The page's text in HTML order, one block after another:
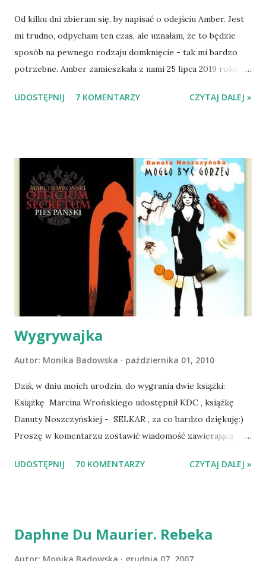
Od kilku dni zbieram się, by napisać o odejściu Amber. Jest
mi trudno, odpycham ten czas, ale uznałam, że to będzie
sposób na pewnego rodzaju domknięcie - tak mi bardzo
potrzebne. Amber zamieszkała z nami 25 lipca 2019 roku.
Mazowieckim, pojechaliśmy na wizytę zapoznawczą, a kilka
wspólnego życia przeczytacie TUTAJ i TUTAJ . Gdy już
nieco okrzepliśmy w codzienności z psem, a Amber - z
ludźmi i kotami, pojawił się pomysł na wspólny jesienny
wyjazd w Beskid Niski. Zanim to jednak się stało psica miała
atak padaczki, co spowodowało, że wyjazd odwołaliśmy,
wdrożyliśmy leczenie i od nowa zaczęliśmy oswajać z nami i
wspólnym życiem zdezorientowanego chorobą psa. Udało
się ustabilizować zawirowania zdrowotne i wówczas
zaczęliśmy się cieszyć sobą wzajemnie już na 100%.
Dopier...
UDOSTĘPNIJ 7 KOMENTARZY CZYTAJ DALEJ »
Wygrywajka
Autor: Monika Badowska października 01, 2010
Dziś, w dniu moich urodzin, do wygrania dwie książki:
Książkę Marcina Wrońskiego udostępnił KDC , książkę
Danuty Noszczyńskiej - SELKAR , za co bardzo dziękuję:)
Proszę w komentarzu zostawić wiadomość zawierającą
Losowanie odbędzie się w niedzielę o 8:00. Zapraszam
UDOSTĘPNIJ 70 KOMENTARZY CZYTAJ DALEJ »
Daphne Du Maurier. Rebeka